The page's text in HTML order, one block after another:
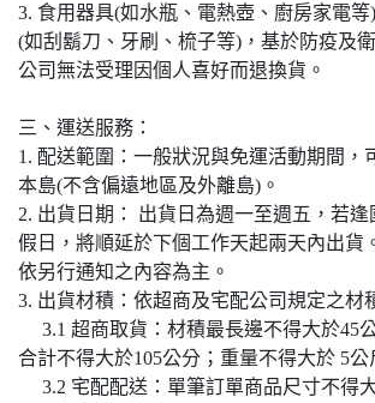
3. 食用器具(如水瓶、電熱壺、廚房家電
(如刮鬍刀、牙刷、梳子等)，基於防疫及
公司無法受理因個人喜好而退換貨。
三、運送服務：
1. 配送範圍：一般狀況與免運活動期間，
本島(不含偏遠地區及外離島)。
2. 出貨日期： 出貨日為週一至週五，若
假日，將順延於下個工作天起兩天內出貨
依另行通知之內容為主。
3. 出貨材積：依超商及宅配公司規定之材
3.1 超商取貨：材積最長邊不得大於45
合計不得大於105公分；重量不得大於 5公
3.2 宅配配送：單筆訂單商品尺寸不得